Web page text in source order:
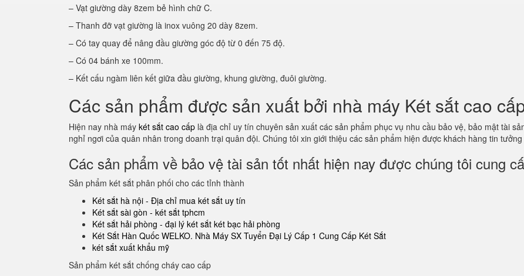
– Vạt giường dày 8zem bẻ hình chữ C.
– Thanh đỡ vạt giường là inox vuông 20 dày 8zem.
– Có tay quay để nâng đầu giường góc độ từ 0 đến 75 độ.
– Có 04 bánh xe 100mm.
– Kết cấu ngàm liên kết giữa đầu giường, khung giường, đuôi giường.
Các sản phẩm được sản xuất bởi nhà máy Két sắt cao
Hiện nay nhà máy két sắt cao cấp là địa chỉ uy tín chuyên sản xuất các sản phẩm phục vụ nhu cầu bảo vệ, bảo mật tài
nghỉ ngơi của quân nhân trong doanh trại quân đội. Chúng tôi xin giới thiệu các sản phẩm hiện được khách hàng tin
Các sản phẩm về bảo vệ tài sản tốt nhất hiện nay được chúng tôi cung
Sản phẩm két sắt phân phối cho các tỉnh thành
Két sắt hà nội - Địa chỉ mua két sắt uy tín
Két sắt sài gòn - két sắt tphcm
Két sắt hải phòng - đại lý két sắt két bạc hải phòng
Két Sắt Hàn Quốc WELKO. Nhà Máy SX Tuyển Đại Lý Cấp 1 Cung Cấp Két Sắt
két sắt xuất khẩu mỹ
Sản phẩm két sắt chống cháy cao cấp